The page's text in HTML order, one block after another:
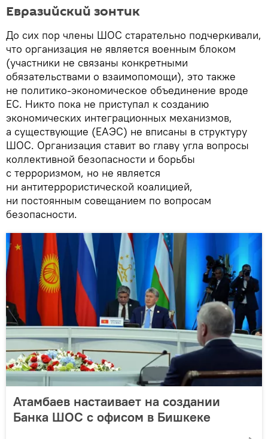
Евразийский зонтик
До сих пор члены ШОС старательно подчеркивали,
что организация не является военным блоком
(участники не связаны конкретными
обязательствами о взаимопомощи), это также
не политико-экономическое объединение вроде
ЕС. Никто пока не приступал к созданию
экономических интеграционных механизмов,
а существующие (ЕАЭС) не вписаны в структуру
ШОС. Организация ставит во главу угла вопросы
коллективной безопасности и борьбы
с терроризмом, но не является
ни антитеррористической коалицией,
ни постоянным совещанием по вопросам
безопасности.
Атамбаев настаивает на создании
Банка ШОС с офисом в Бишкеке